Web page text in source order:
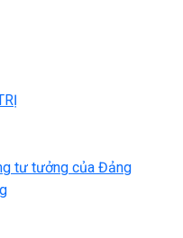
tư tưởng của Đảng